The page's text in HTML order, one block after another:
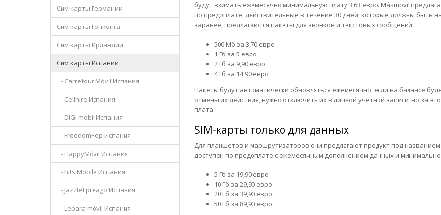
Сим карты Германии
Сим карты Гонконга
Сим карты Ирландии
Сим карты Испании
- Carrefour Móvil Испания
- Cellhire Испания
- DIGI mobil Испания
- FreedomPop Испания
- HappyMóvil Испания
- hits Mobile Испания
- Jazztel preago Испания
- Lebara móvil Испания
будут взимать ежемесячно минимальную плату 3,63 евро. Másmovil
по предоплате, действительные в течение 30 дней, которые должны быть
заранее, предлагаются пакеты для звонков и текстовых сообщений:
500 Мб за 3,70 евро
1 Гб за 5 евро
2 Гб за 9,90 евро
4 Гб за 14,90 евро
Пакеты будут автоматически обновляться ежемесячно, если на балансе
отмены их действия, нужно отключить их в личной учетной записи, но за
плата.
SIM-карты только для данных
Для планшетов и маршрутизаторов они предлагают продукт под
доступен по предоплате с ежемесячным дополнением данных и
5 Гб за 19,90 евро
10 Гб за 29,90 евро
20 Гб за 39,90 евро
50 Гб за 89,90 евро